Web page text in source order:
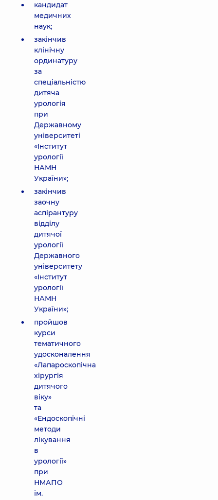
кандидат
медичних
наук;
закінчив
клінічну
ординатуру
за
спеціальністю
дитяча
урологія
при
Державному
університеті
«Інститут
урології
НАМН
України»;
закінчив
заочну
аспірантуру
відділу
дитячої
урології
Державного
університету
«Інститут
урології
НАМН
України»;
пройшов
курси
тематичного
удосконалення
«Лапароскопічна
хірургія
дитячого
віку»
та
«Ендоскопічні
методи
лікування
в
урології»
при
НМАПО
ім.